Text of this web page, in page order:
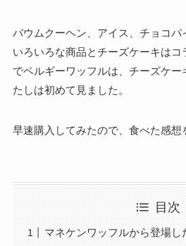
バウムクーヘン、アイス、チョコ
いろいろな商品とチーズケーキは
でベルギーワッフルは、チーズケ
たしは初めて見ました。
早速購入してみたので、食べた感想
目次
マネケンワッフルから登場し